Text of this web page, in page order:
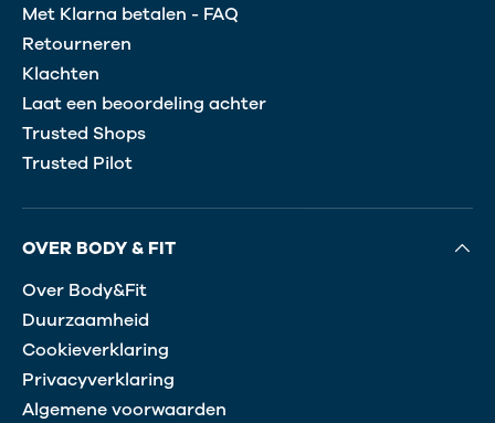
Met Klarna betalen - FAQ
Retourneren
Klachten
Laat een beoordeling achter
Trusted Shops
Trusted Pilot
OVER BODY & FIT
Over Body&Fit
Duurzaamheid
Cookieverklaring
Privacyverklaring
Algemene voorwaarden